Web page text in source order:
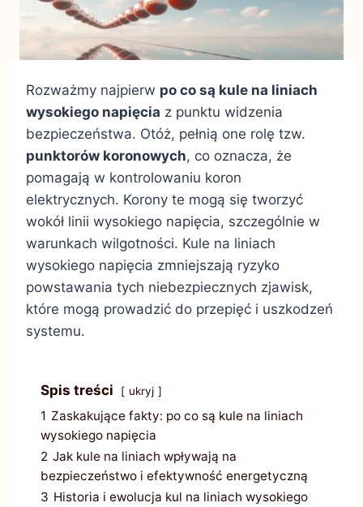
Rozważmy najpierw po co są kule na liniach
wysokiego napięcia z punktu widzenia
bezpieczeństwa. Otóż, pełnią one rolę tzw.
punktorów koronowych, co oznacza, że
pomagają w kontrolowaniu koron
elektrycznych. Korony te mogą się tworzyć
wokół linii wysokiego napięcia, szczególnie w
warunkach wilgotności. Kule na liniach
wysokiego napięcia zmniejszają ryzyko
powstawania tych niebezpiecznych zjawisk,
które mogą prowadzić do przepięć i uszkodzeń
systemu.
Spis treści ukryj
1 Zaskakujące fakty: po co są kule na liniach
wysokiego napięcia
2 Jak kule na liniach wpływają na
bezpieczeństwo i efektywność energetyczną
3 Historia i ewolucja kul na liniach wysokiego